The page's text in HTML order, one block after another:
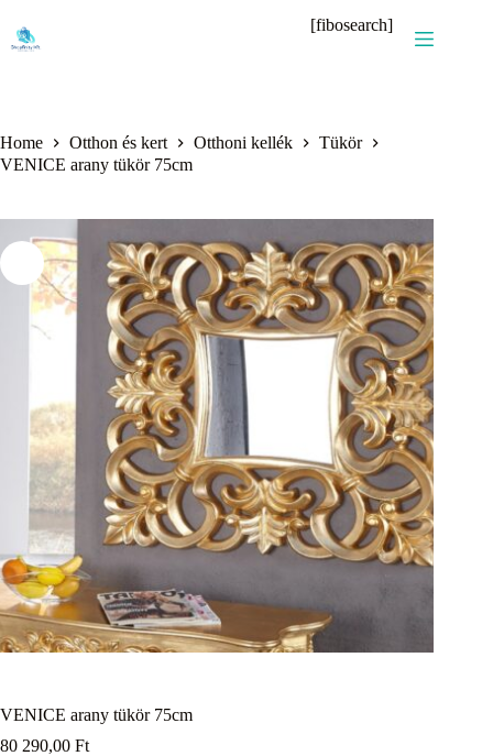
content
[fibosearch]
Home Otthon és kert Otthoni kellék
Tükör
VENICE arany tükör 75cm
VENICE arany tükör 75cm
80 290,00 Ft